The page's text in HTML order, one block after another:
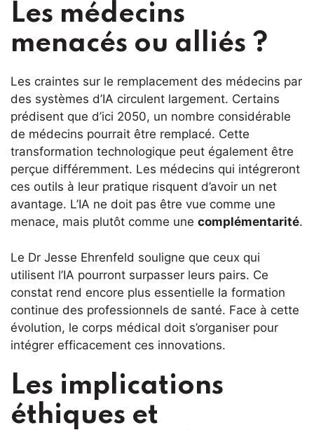
Les médecins
menacés ou alliés ?
Les craintes sur le remplacement des médecins par
des systèmes d’IA circulent largement. Certains
prédisent que d’ici 2050, un nombre considérable
de médecins pourrait être remplacé. Cette
transformation technologique peut également être
perçue différemment. Les médecins qui intégreront
ces outils à leur pratique risquent d’avoir un net
avantage. L’IA ne doit pas être vue comme une
menace, mais plutôt comme une complémentarité.
Le Dr Jesse Ehrenfeld souligne que ceux qui
utilisent l’IA pourront surpasser leurs pairs. Ce
constat rend encore plus essentielle la formation
continue des professionnels de santé. Face à cette
évolution, le corps médical doit s’organiser pour
intégrer efficacement ces innovations.
Les implications
éthiques et